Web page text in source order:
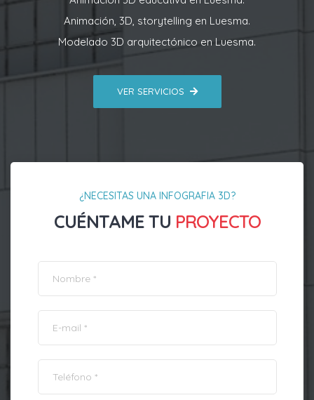
Animación, 3D, storytelling en Luesma.
Modelado 3D arquitectónico en Luesma.
VER SERVICIOS
¿NECESITAS UNA INFOGRAFIA 3D?
CUÉNTAME TU PROYECTO